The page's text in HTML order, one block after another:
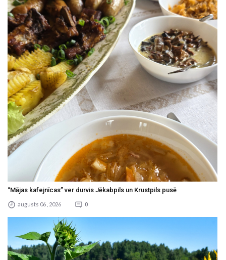
“Mājas kafejnīcas” ver durvis Jēkabpils un Krustpils pusē
augusts 06 , 2026 0